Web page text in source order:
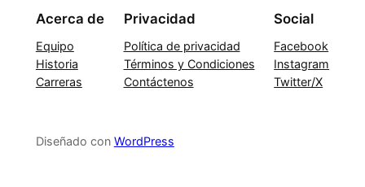
Acerca de
Equipo
Historia
Carreras
Privacidad
Política de privacidad
Términos y Condiciones
Contáctenos
Social
Facebook
Instagram
Twitter/X
Diseñado con WordPress